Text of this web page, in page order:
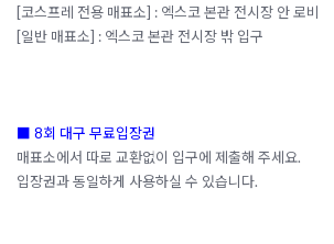
[코스프레 전용 매표소] : 엑스코 본관 전시장 안 로비
[일반 매표소] : 엑스코 본관 전시장 밖 입구
■ 8회 대구 무료입장권
매표소에서 따로 교환없이 입구에 제출해 주세요.
입장권과 동일하게 사용하실 수 있습니다.